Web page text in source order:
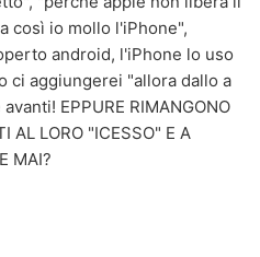
così io mollo l'iPhone",
android, l'iPhone lo uso
ci aggiungerei "allora dallo a
EPPURE RIMANGONO
AL LORO "ICESSO" E A
MAI?